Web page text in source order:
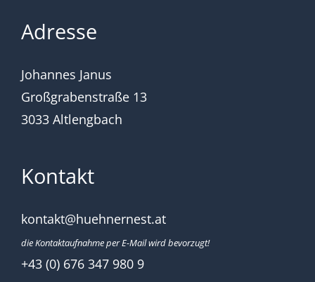
Adresse
Johannes Janus
Großgrabenstraße 13
3033 Altlengbach
Kontakt
kontakt@huehnernest.at
die Kontaktaufnahme per E-Mail wird bevorzugt!
+43 (0) 676 347 980 9